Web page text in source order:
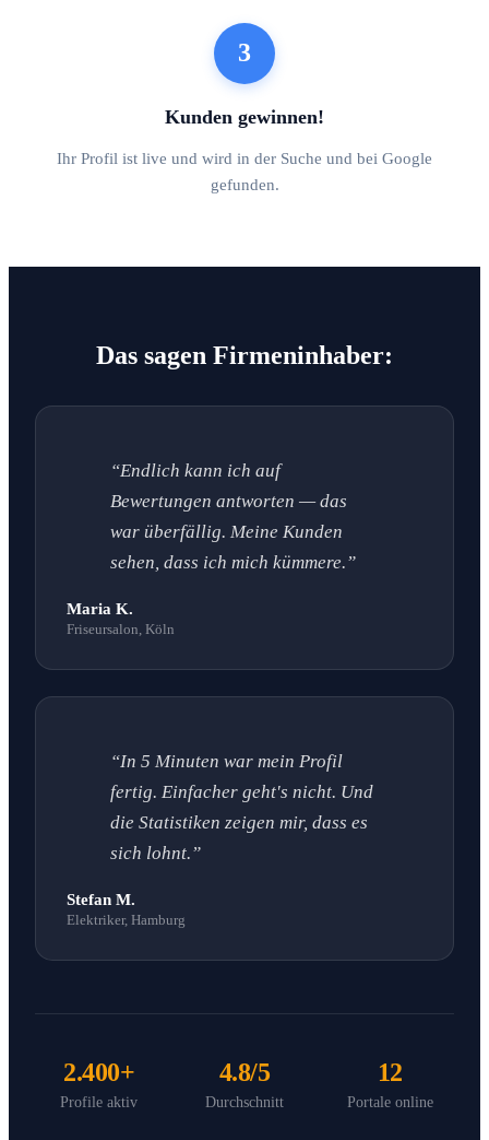
3
Kunden gewinnen!
Ihr Profil ist live und wird in der Suche und bei Google
gefunden.
Das sagen Firmeninhaber:
“Endlich kann ich auf
Bewertungen antworten — das
war überfällig. Meine Kunden
sehen, dass ich mich kümmere.”
Maria K.
Friseursalon, Köln
“In 5 Minuten war mein Profil
fertig. Einfacher geht's nicht. Und
die Statistiken zeigen mir, dass es
sich lohnt.”
Stefan M.
Elektriker, Hamburg
2.400+
Profile aktiv
4.8/5
Durchschnitt
12
Portale online